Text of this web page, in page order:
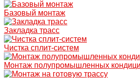
Базовый монтаж
Закладка трасс
Чистка сплит-систем
Монтаж полупромышленных